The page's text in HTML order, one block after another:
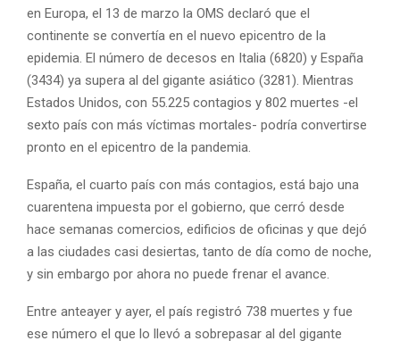
en Europa, el 13 de marzo la OMS declaró que el
continente se convertía en el nuevo epicentro de la
epidemia. El número de decesos en Italia (6820) y España
(3434) ya supera al del gigante asiático (3281). Mientras
Estados Unidos, con 55.225 contagios y 802 muertes -el
sexto país con más víctimas mortales- podría convertirse
pronto en el epicentro de la pandemia.
España, el cuarto país con más contagios, está bajo una
cuarentena impuesta por el gobierno, que cerró desde
hace semanas comercios, edificios de oficinas y que dejó
a las ciudades casi desiertas, tanto de día como de noche,
y sin embargo por ahora no puede frenar el avance.
Entre anteayer y ayer, el país registró 738 muertes y fue
ese número el que lo llevó a sobrepasar al del gigante